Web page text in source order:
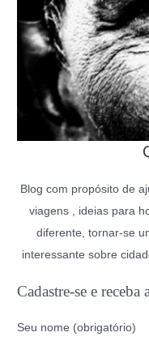
Blog com propósito de
viagens , ideias para
diferente, tornar-se
interessante sobre
Cadastre-se e receba
Seu nome (obrigatório)